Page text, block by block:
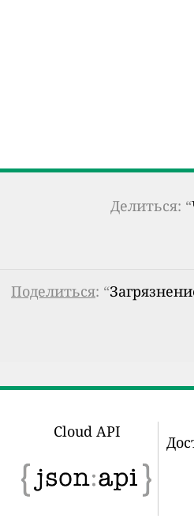
Делиться: “
Поделиться: “
Cloud API